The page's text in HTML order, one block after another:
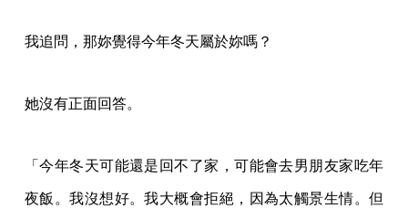
我追問，那妳覺得今年冬天屬於妳嗎？
她沒有正面回答。
「今年冬天可能還是回不了家，可能會去男朋友家吃年
夜飯。我沒想好。我大概會拒絕，因為太觸景生情。但